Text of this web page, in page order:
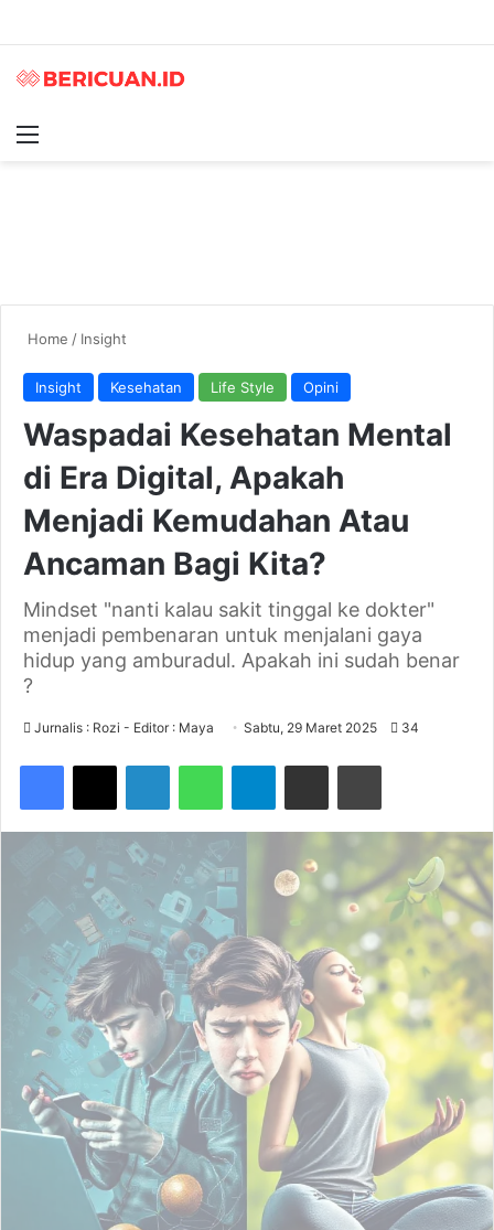
Home / Insight
Insight Kesehatan Life Style Opini
Waspadai Kesehatan Mental
di Era Digital, Apakah
Menjadi Kemudahan Atau
Ancaman Bagi Kita?
Mindset "nanti kalau sakit tinggal ke dokter"
menjadi pembenaran untuk menjalani gaya
hidup yang amburadul. Apakah ini sudah benar
?
Jurnalis : Rozi - Editor : Maya Sabtu, 29 Maret 2025 34
Telegram